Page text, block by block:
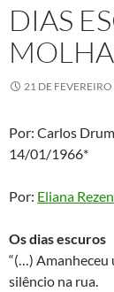
DIAS
21 DE
Por: Carlos
14/01/1966*
Por: Eliana
Os dias escuros
“(…) Amanheceu
silêncio na rua.